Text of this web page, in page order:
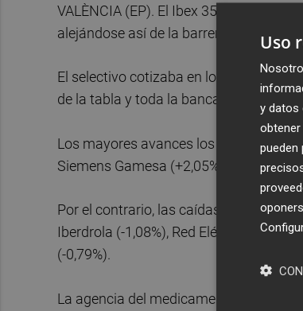
VALÈNCIA (EP). El Ibex 35 se daba la
alejándose así de la barrera de los
El selectivo cotizaba en los 8.949,1
de la tabla y toda la banca en 'rojo'.
Los mayores avances los presentaban
Siemens Gamesa (+2,05%),
Por el contrario, las caídas más
Iberdrola (-1,08%), Red Eléctrica (-
(-0,79%).
La agencia del medicamento de
Uso
y datos
pueden